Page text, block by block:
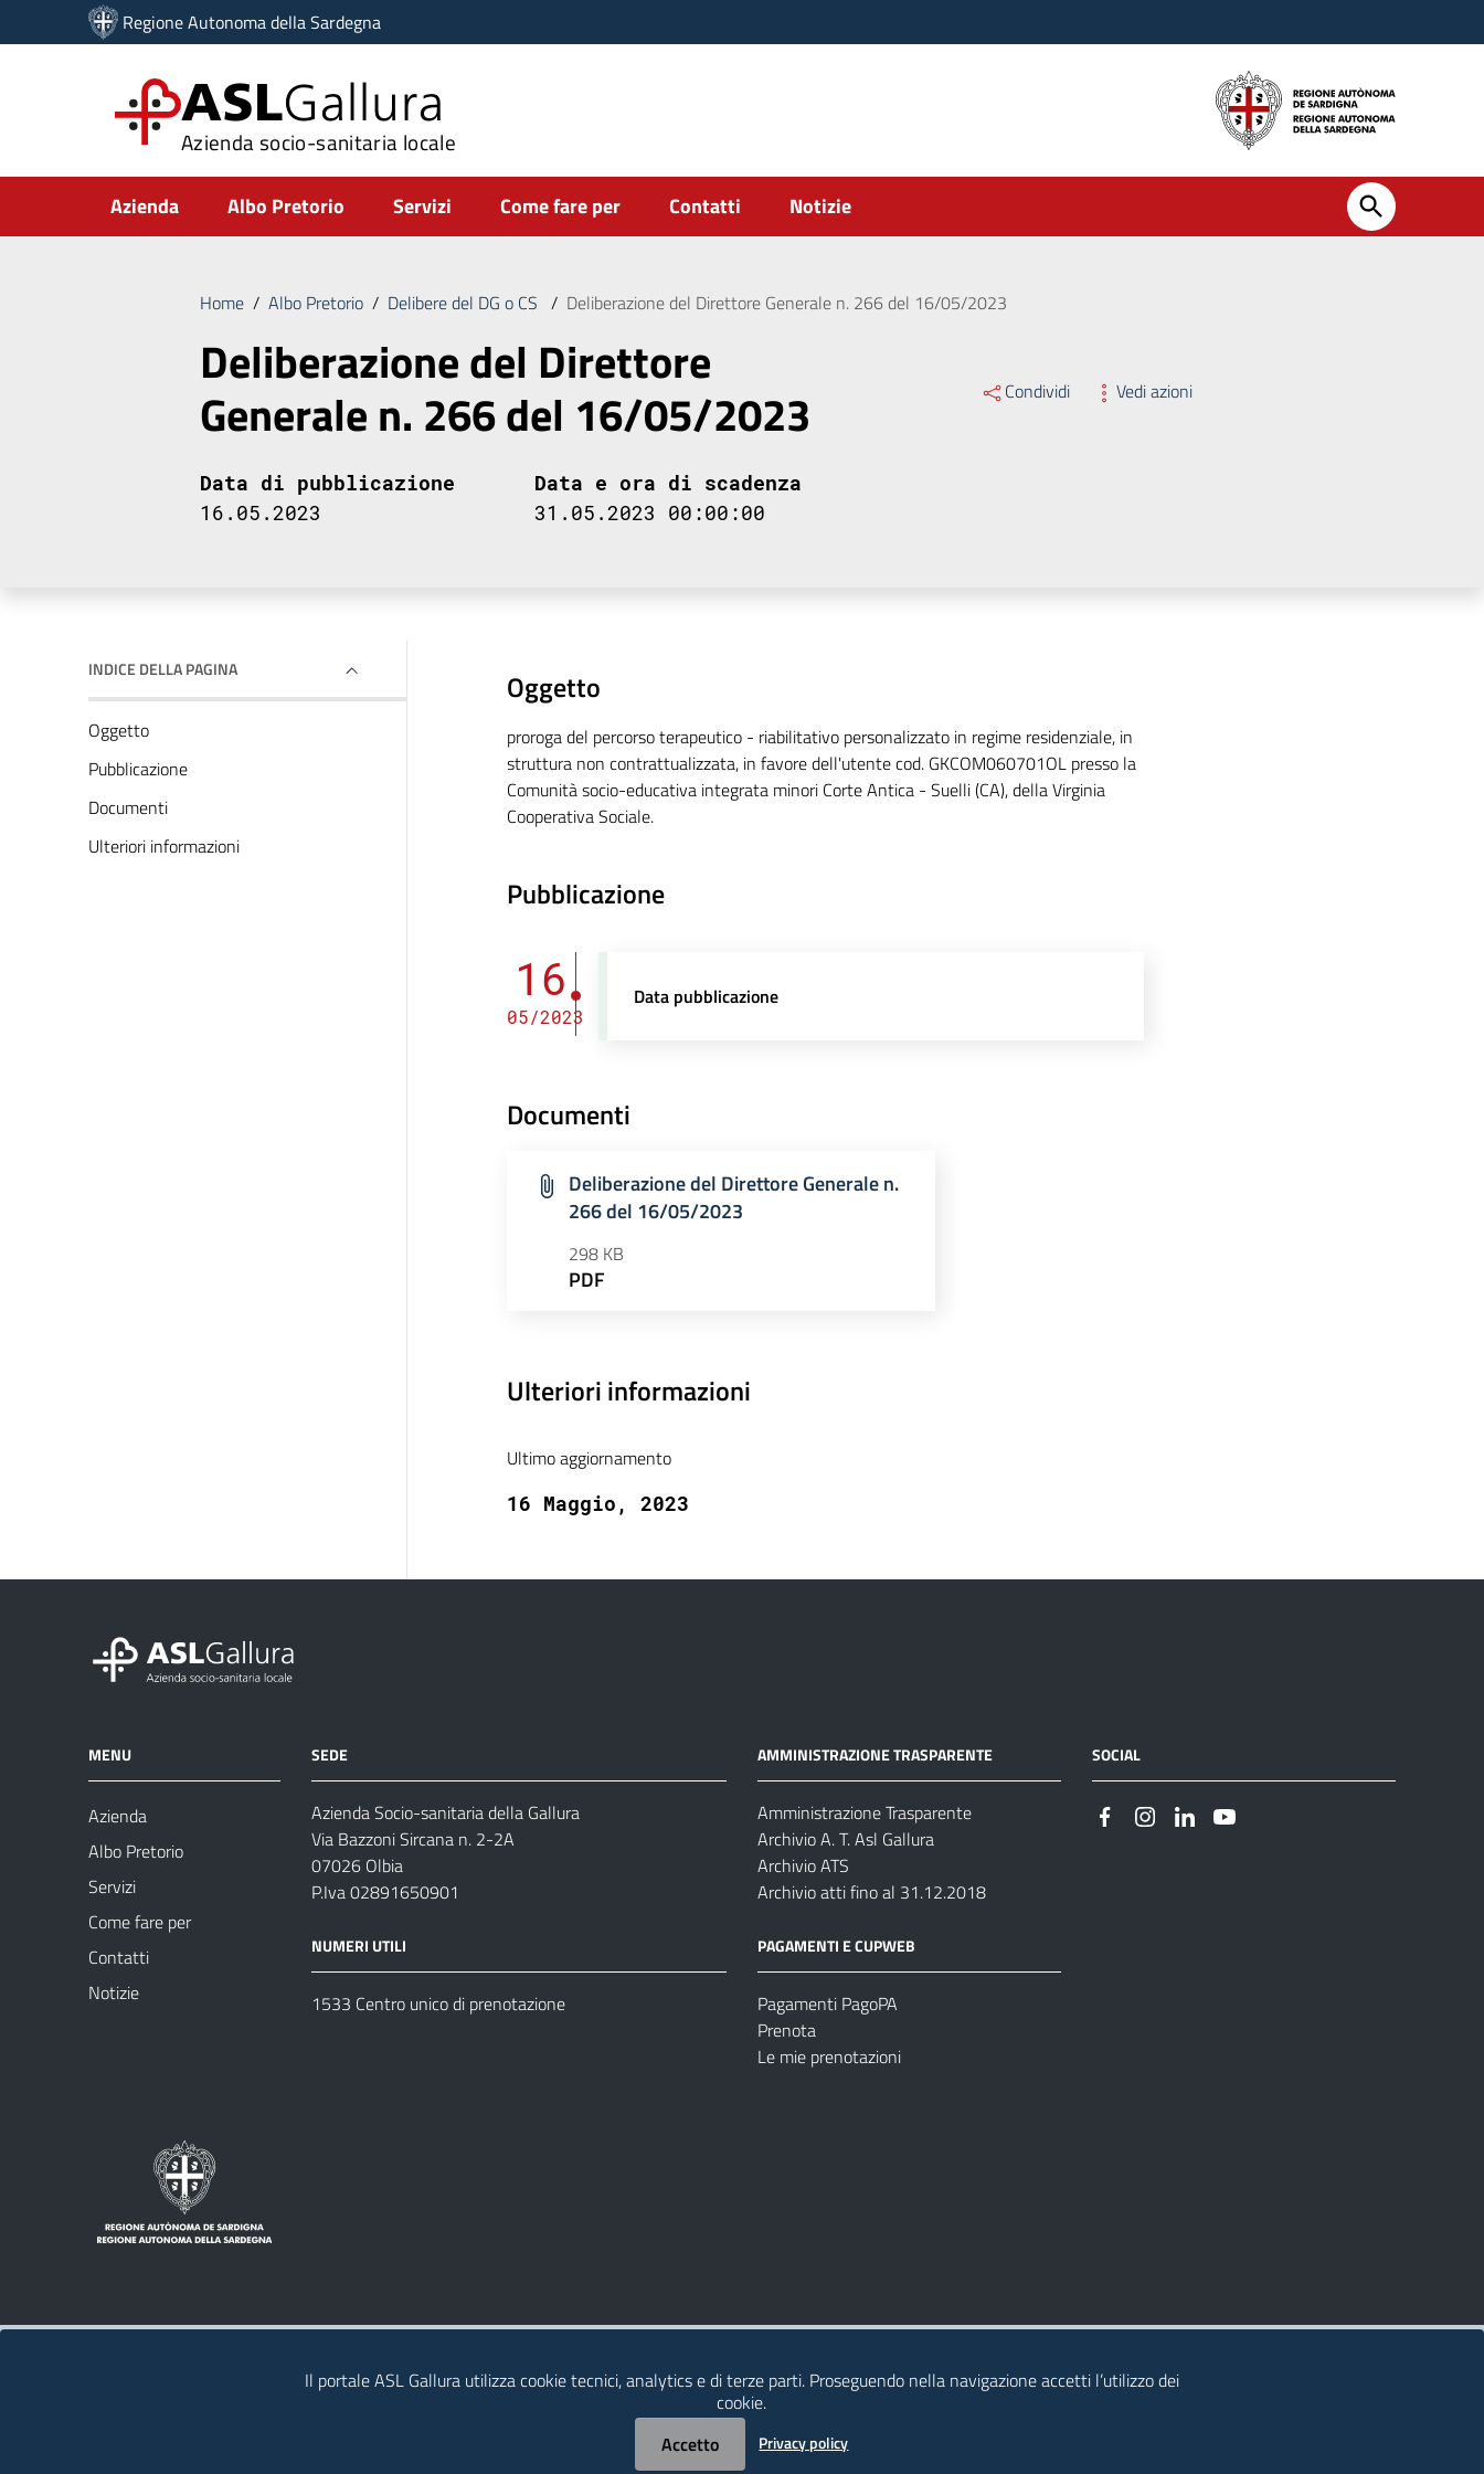
Vai ai contenuti
Vai al menu di navigazione
Regione Autonoma della Sardegna
ASLGallura
Azienda socio-sanitaria locale
Submenu
Azienda Albo Pretorio Servizi Come fare per Contatti Notizie
Home / Albo Pretorio / Delibere del DG o CS / Deliberazione del Direttore Generale n. 266 del 16/05/2023
Deliberazione del Direttore
Generale n. 266 del 16/05/2023 Condividi Vedi azioni
Data di pubblicazione
16.05.2023
Data e ora di scadenza
31.05.2023 00:00:00
INDICE DELLA PAGINA
Oggetto
Pubblicazione
Documenti
Ulteriori informazioni
Oggetto
proroga del percorso terapeutico - riabilitativo personalizzato in regime residenziale, in
struttura non contrattualizzata, in favore dell'utente cod. GKCOM060701OL presso la
Comunità socio-educativa integrata minori Corte Antica - Suelli (CA), della Virginia
Cooperativa Sociale.
Pubblicazione
16
05/2023
Data pubblicazione
Documenti
Deliberazione del Direttore Generale n.
266 del 16/05/2023
298 KB
PDF
Ulteriori informazioni
Ultimo aggiornamento
16 Maggio, 2023
MENU
Azienda
Albo Pretorio
Servizi
Come fare per
Contatti
Notizie
SEDE
Azienda Socio-sanitaria della Gallura
Via Bazzoni Sircana n. 2-2A
07026 Olbia
P.Iva 02891650901
NUMERI UTILI
1533 Centro unico di prenotazione
AMMINISTRAZIONE TRASPARENTE
Amministrazione Trasparente
Archivio A. T. Asl Gallura
Archivio ATS
Archivio atti fino al 31.12.2018
PAGAMENTI E CUPWEB
Pagamenti PagoPA
Prenota
Le mie prenotazioni
SOCIAL
Il portale ASL Gallura utilizza cookie tecnici, analytics e di terze parti. Proseguendo nella navigazione accetti l’utilizzo dei
cookie.
Accetto
Privacy policy